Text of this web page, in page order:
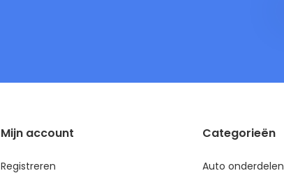
Mijn account
Registreren
Categorieën
Auto onderdelen